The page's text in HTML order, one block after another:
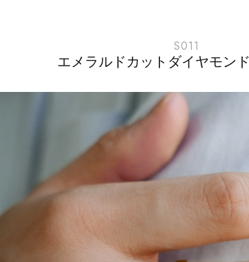
S011
エメラルドカットダイヤモン